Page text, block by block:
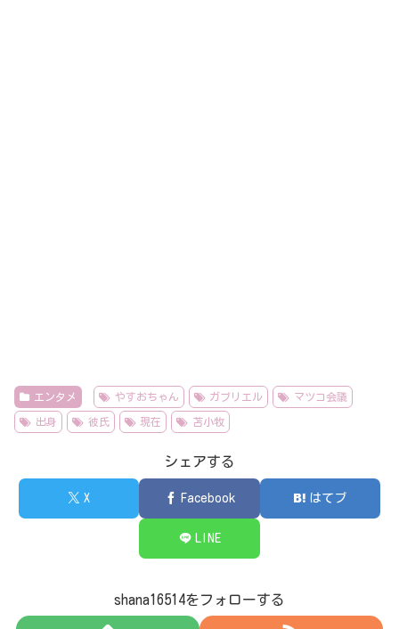
エンタメ やすおちゃん ガブリエル マツコ会議
出身 彼氏 現在 苫小牧
シェアする
X Facebook はてブ
LINE
shana16514をフォローする